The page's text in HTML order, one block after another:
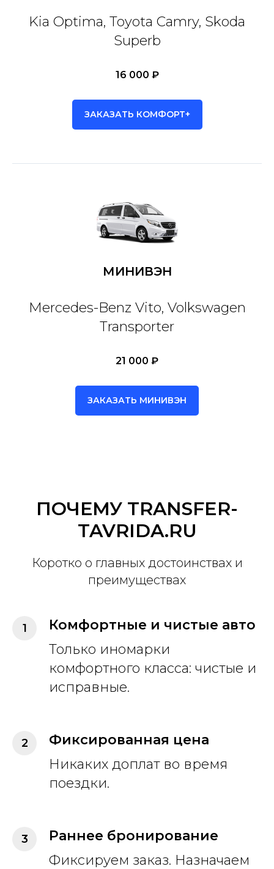
Kia Optima, Toyota Camry, Skoda
Superb
16 000 ₽
ЗАКАЗАТЬ КОМФОРТ+
МИНИВЭН
Mercedes-Benz Vito, Volkswagen
Transporter
21 000 ₽
ЗАКАЗАТЬ МИНИВЭН
ПОЧЕМУ TRANSFER-
TAVRIDA.RU
Коротко о главных достоинствах и
преимуществах
Комфортные и чистые авто
Только иномарки
комфортного класса: чистые и
исправные.
Фиксированная цена
Никаких доплат во время
поездки.
Раннее бронирование
Фиксируем заказ. Назначаем